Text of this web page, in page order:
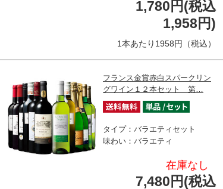
1,780円(税込
1,958円)
1本あたり1958円（税込）
フランス金賞赤白スパークリン
グワイン１２本セット 第…
タイプ：バラエティセット
味わい：バラエティ
在庫なし
7,480円(税込